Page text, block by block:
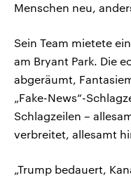
Menschen neu,
Sein Team mietete
am Bryant Park. Die
abgeräumt,
„Fake-News“-
Schlagzeilen –
verbreitet, allesamt
„Trump bedauert,